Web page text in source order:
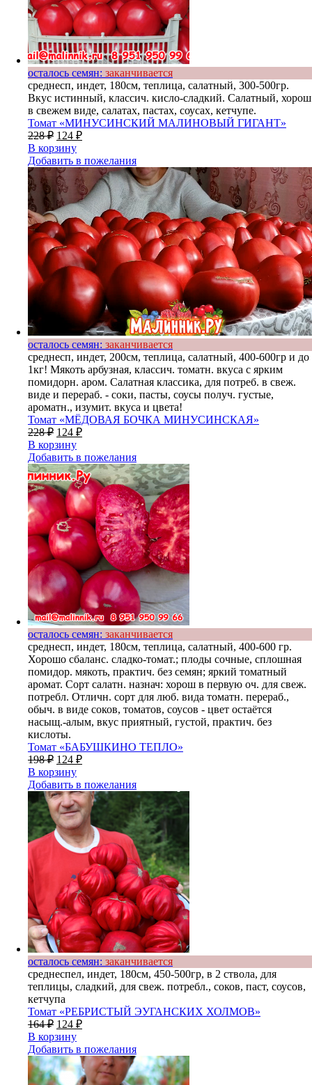
осталось семян: заканчивается
среднесп, индет, 180см, теплица, салатный, 300-500гр.
Вкус истинный, классич. кисло-сладкий. Салатный, хорош
в свежем виде, салатах, пастах, соусах, кетчупе.
Томат «МИНУСИНСКИЙ МАЛИНОВЫЙ ГИГАНТ»
228₽ 124 ₽
В корзину
Добавить в пожелания
осталось семян: заканчивается
среднесп, индет, 200см, теплица, салатный, 400-600гр и до
1кг! Мякоть арбузная, классич. томатн. вкуса с ярким
помидорн. аром. Салатная классика, для потреб. в свеж.
виде и перераб. - соки, пасты, соусы получ. густые,
ароматн., изумит. вкуса и цвета!
Томат «МЁДОВАЯ БОЧКА МИНУСИНСКАЯ»
228₽ 124 ₽
В корзину
Добавить в пожелания
осталось семян: заканчивается
среднесп, индет, 180см, теплица, салатный, 400-600 гр.
Хорошо сбаланс. сладко-томат.; плоды сочные, сплошная
помидор. мякоть, практич. без семян; яркий томатный
аромат. Сорт салатн. назнач: хорош в первую оч. для свеж.
потребл. Отличн. сорт для люб. вида томатн. перераб.,
обыч. в виде соков, томатов, соусов - цвет остаётся
насыщ.-алым, вкус приятный, густой, практич. без
кислоты.
Томат «БАБУШКИНО ТЕПЛО»
198₽ 124 ₽
В корзину
Добавить в пожелания
осталось семян: заканчивается
среднеспел, индет, 180см, 450-500гр, в 2 ствола, для
теплицы, сладкий, для свеж. потребл., соков, паст, соусов,
кетчупа
Томат «РЕБРИСТЫЙ ЭУГАНСКИХ ХОЛМОВ»
164₽ 124 ₽
В корзину
Добавить в пожелания